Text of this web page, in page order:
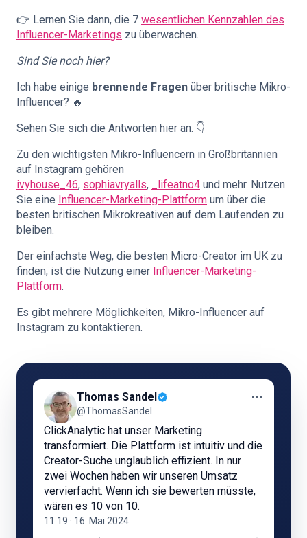
👉 Lernen Sie dann, die 7 wesentlichen Kennzahlen des
Influencer-Marketings zu überwachen.
Sind Sie noch hier?
Ich habe einige brennende Fragen über britische Mikro-
Influencer? 🔥
Sehen Sie sich die Antworten hier an. 👇
Zu den wichtigsten Mikro-Influencern in Großbritannien
auf Instagram gehören
ivyhouse_46, sophiavryalls, _lifeatno4 und mehr. Nutzen
Sie eine Influencer-Marketing-Plattform um über die
besten britischen Mikrokreativen auf dem Laufenden zu
bleiben.
Der einfachste Weg, die besten Micro-Creator im UK zu
finden, ist die Nutzung einer Influencer-Marketing-
Plattform.
Es gibt mehrere Möglichkeiten, Mikro-Influencer auf
Instagram zu kontaktieren.
Thomas Sandel
@ThomasSandel
⋯
ClickAnalytic hat unser Marketing
transformiert. Die Plattform ist intuitiv und die
Creator-Suche unglaublich effizient. In nur
zwei Wochen haben wir unseren Umsatz
vervierfacht. Wenn ich sie bewerten müsste,
wären es 10 von 10.
11:19 · 16. Mai 2024